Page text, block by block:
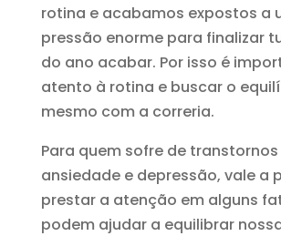
rotina e acabamos expostos a
pressão enorme para finalizar
do ano acabar. Por isso é
atento à rotina e buscar o
mesmo com a correria.
Para quem sofre de
ansiedade e depressão, vale a
prestar a atenção em alguns
podem ajudar a equilibrar